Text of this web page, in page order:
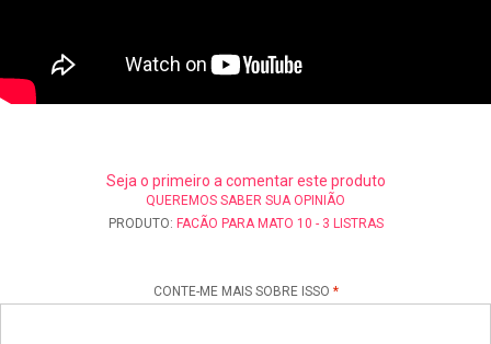
Seja o primeiro a comentar este produto
QUEREMOS SABER SUA OPINIÃO
PRODUTO: FACÃO PARA MATO 10 - 3 LISTRAS
CONTE-ME MAIS SOBRE ISSO